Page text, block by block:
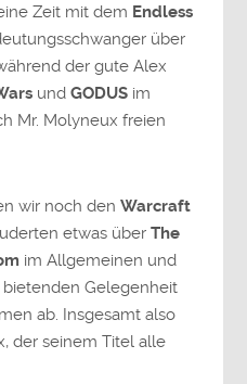
Zeit mit dem Endless
über
der gute Alex
undGODUS im
Mr. Molyneux freien
wir noch denWarcraft
etwas überThe
im Allgemeinen und
Gelegenheit
ab. Insgesamt also
der seinem Titel alle